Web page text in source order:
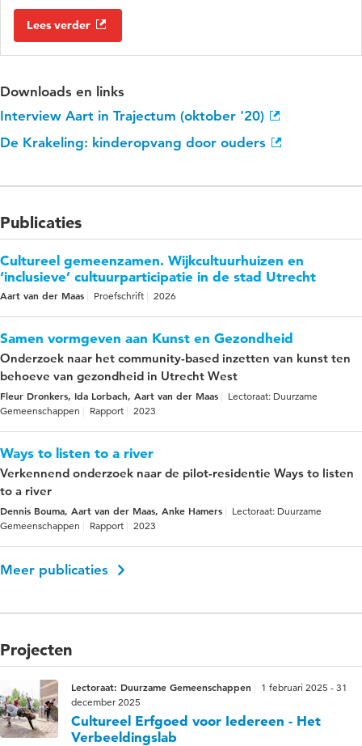
Lees verder
Downloads en links
Interview Aart in Trajectum (oktober '20)
De Krakeling: kinderopvang door ouders
Publicaties
Cultureel gemeenzamen. Wijkcultuurhuizen en
‘inclusieve’ cultuurparticipatie in de stad Utrecht
Aart van der Maas Proefschrift 2026
Samen vormgeven aan Kunst en Gezondheid
Onderzoek naar het community-based inzetten van kunst ten
behoeve van gezondheid in Utrecht West
Fleur Dronkers, Ida Lorbach, Aart van der Maas
Lectoraat: Duurzame
Gemeenschappen
Rapport 2023
Ways to listen to a river
Verkennend onderzoek naar de pilot-residentie Ways to listen
to a river
Dennis Bouma, Aart van der Maas, Anke Hamers
Lectoraat: Duurzame
Gemeenschappen
Rapport 2023
Meer publicaties
Projecten
Lectoraat: Duurzame Gemeenschappen
1 februari 2025 - 31
december 2025
Cultureel Erfgoed voor Iedereen - Het
Verbeeldingslab